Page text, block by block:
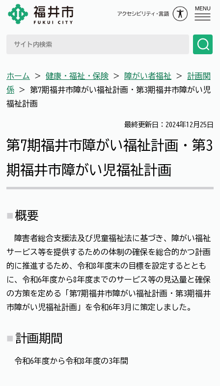
MENU
ホーム ＞ 健康・福祉・保険 ＞ 障がい者福祉 ＞ 計画関
係 ＞ 第7期福井市障がい福祉計画・第3期福井市障がい児
福祉計画
最終更新日：2024年12月25日
第7期福井市障がい福祉計画・第3
期福井市障がい児福祉計画
概要
障害者総合支援法及び児童福祉法に基づき、障がい福祉
サービス等を提供するための体制の確保を総合的かつ計画
的に推進するため、令和8年度末の目標を設定するととも
に、令和6年度から8年度までのサービス等の見込量と確保
の方策を定める「第7期福井市障がい福祉計画・第3期福井
市障がい児福祉計画」を令和6年3月に策定しました。
計画期間
令和6年度から令和8年度の3年間